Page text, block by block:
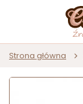
Strona główna